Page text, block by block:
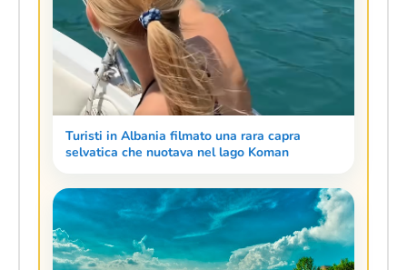
Turisti in Albania filmato una rara capra
selvatica che nuotava nel lago Koman